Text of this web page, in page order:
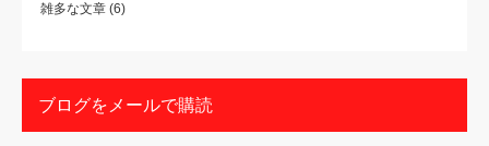
雑多な文章 (6)
ブログをメールで購読